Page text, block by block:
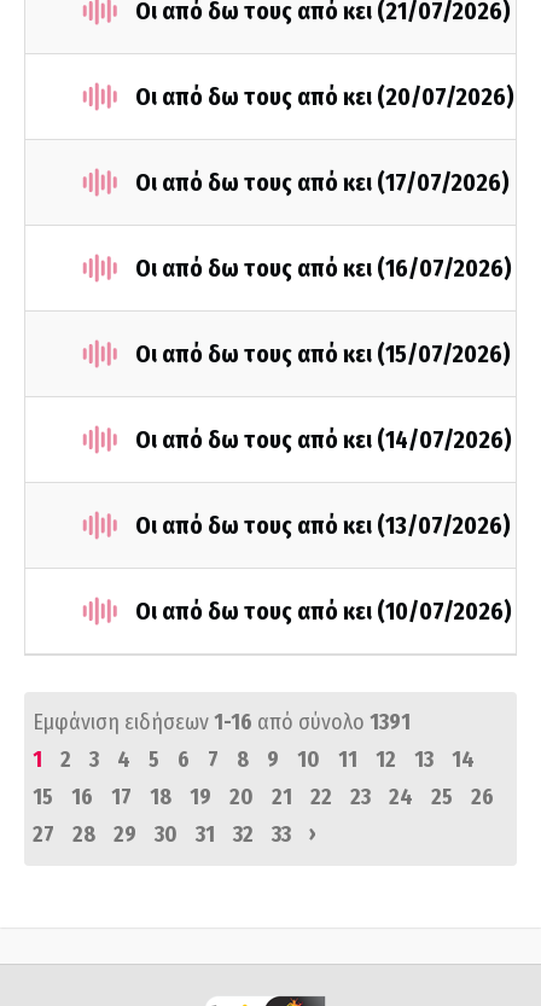
Οι από δω τους από κει (21/07/2026)
Οι από δω τους από κει (20/07/2026)
Οι από δω τους από κει (17/07/2026)
Οι από δω τους από κει (16/07/2026)
Οι από δω τους από κει (15/07/2026)
Οι από δω τους από κει (14/07/2026)
Οι από δω τους από κει (13/07/2026)
Οι από δω τους από κει (10/07/2026)
Εμφάνιση ειδήσεων1-16 από σύνολο 1391
1
2 3 4 5 6 7 8 9 10 11 12 13
14
15
16 17 18 19 20 21 22 23 24 25
26
27
28 29 30 31 32 33 ›